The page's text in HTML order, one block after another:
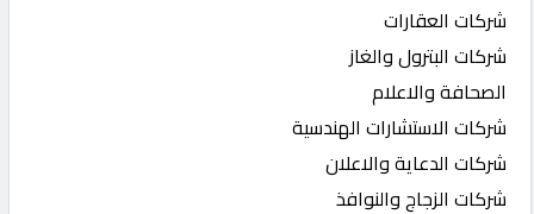
شركات العقارات
شركات البترول والغاز
الصحافة والاعلام
شركات الاستشارات الهندسية
شركات الدعاية والاعلان
شركات الزجاج والنوافذ